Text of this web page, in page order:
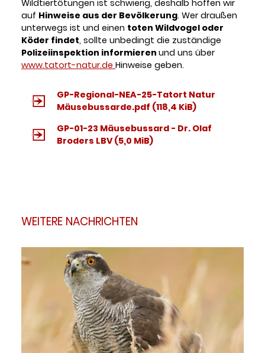
Wildtiertötungen ist schwierig, deshalb hoffen wir
auf Hinweise aus der Bevölkerung. Wer draußen
unterwegs ist und einen toten Wildvogel oder
Köder findet, sollte unbedingt die zuständige
Polizeiinspektion informieren und uns über
www.tatort-natur.de Hinweise geben.
GP-Regional-NEA-25-Tatort Natur
Mäusebussarde.pdf (118,4 KiB)
GP-01-23 Mäusebussard - Dr. Olaf
Broders LBV(5,0 MiB)
WEITERE NACHRICHTEN